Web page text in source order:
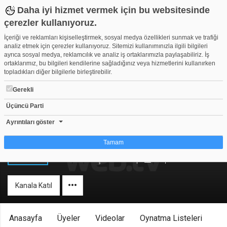
Daha iyi hizmet vermek için bu websitesinde
çerezler kullanıyoruz.
İçeriği ve reklamları kişiselleştirmek, sosyal medya özellikleri sunmak ve trafiği
analiz etmek için çerezler kullanıyoruz. Sitemizi kullanımınızla ilgili bilgileri
ayrıca sosyal medya, reklamcılık ve analiz iş ortaklarımızla paylaşabiliriz. İş
ortaklarımız, bu bilgileri kendilerine sağladığınız veya hizmetlerini kullanırken
topladıkları diğer bilgilerle birleştirebilir.
Gerekli
Üçüncü Parti
Ayrıntıları göster
Tamam
Çerez nedir?
amacıyla kullandığı küçük metin dosyalarıdır. Yasalara göre, bu sitenin
işletilmesi için kesinlikle gerekli olan çerezleri cihazınıza yerleştirebiliyoruz.
kullanmaktadır. Bazı çerezler, sayfalarımızda yer alan üçüncü şahıs hizmetleri
tarafından yerleştirilir. İzniniz şu alanlar için geçerlidir: web.tv
REKLAM YAZARI TV
Kanala Katıl
Anasayfa Üyeler Videolar Oynatma Listeleri